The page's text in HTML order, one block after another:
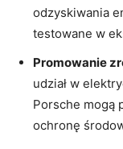
odzyskiwania
testowane w
Promowanie
udział w
Porsche mogą
ochronę